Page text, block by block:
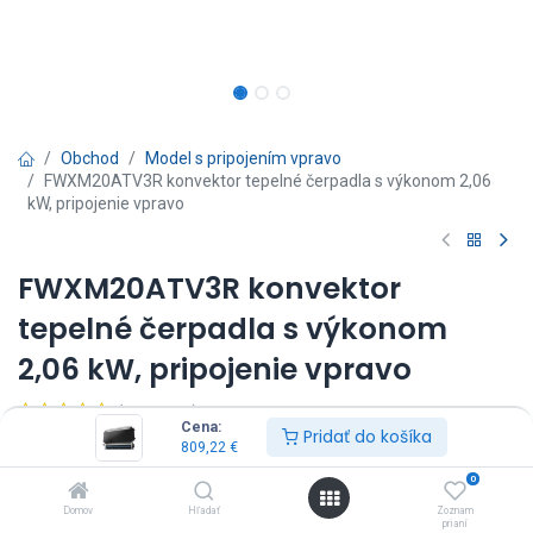
Cena:
809,22 € Pridať do košíka
Domov Hľadať
0
Zoznam
prianí
Obchod
Model s pripojením vpravo
FWXM20ATV3R konvektor tepelné čerpadla s výkonom 2,06
kW, pripojenie vpravo
FWXM20ATV3R konvektor
tepelné čerpadla s výkonom
2,06 kW, pripojenie vpravo
(0 recenzia)
FWXM20ATV3R
Ovládač nie je súčasťou dodávky, je potrebné ho objednať zvlášť.
809,22 Vrátane DPH